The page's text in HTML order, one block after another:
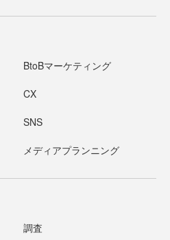
BtoBマーケティング
CX
SNS
メディアプランニング
調査